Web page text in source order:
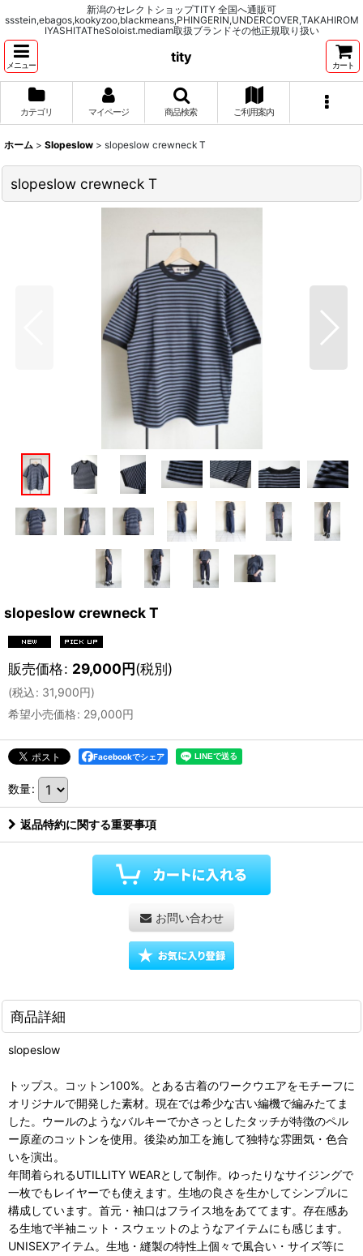
新潟のセレクトショップTITY 全国へ通販可
ssstein,ebagos,kookyzoo,blackmeans,PHINGERIN,UNDERCOVER,TAKAHIROM
IYASHITATheSoloist.mediam取扱ブランドその他正規取り扱い
メニュー
tity
カート
カテゴリ マイページ 商品検索 ご利用案内
ホーム > Slopeslow > slopeslow crewneck T
slopeslow crewneck T
slopeslow crewneck T
販売価格: 29,000円(税別)
(税込: 31,900円)
希望小売価格: 29,000円
Facebookでシェア
数量:
返品特約に関する重要事項
お問い合わせ
商品詳細
slopeslow
トップス。コットン100%。とある古着のワークウエアをモチーフに
オリジナルで開発した素材。現在では希少な古い編機で編みたてま
した。ウールのようなバルキーでかさっとしたタッチが特徴のペル
ー原産のコットンを使用。後染め加工を施して独特な雰囲気・色合
いを演出。
年間着られるUTILLITY WEARとして制作。ゆったりなサイジングで
一枚でもレイヤーでも使えます。生地の良さを生かしてシンプルに
構成しています。首元・袖口はフライス地をあててます。存在感あ
る生地で半袖ニット・スウェットのようなアイテムにも感じます。
UNISEXアイテム。生地・縫製の特性上個々で風合い・サイズ等に